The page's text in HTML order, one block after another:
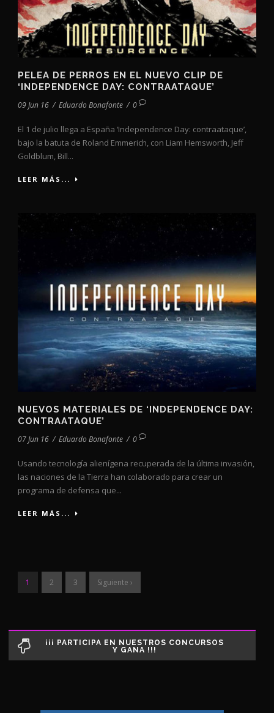
PELEA DE PERROS EN EL NUEVO CLIP DE
‘INDEPENDENCE DAY: CONTRAATAQUE’
09 Jun 16 / Eduardo Bonafonte / 0
El 1 de julio llega a España ‘Independence Day: contraataque’,
bajo la batuta de Roland Emmerich, con Liam Hemsworth, Jeff
Goldblum, Bill...
LEER MÁS...
NUEVOS MATERIALES DE ‘INDEPENDENCE DAY:
CONTRAATAQUE’
07 Jun 16 / Eduardo Bonafonte / 0
Usando tecnología alienígena recuperada de la última invasión,
las naciones de la Tierra han colaborado para crear un
programa de defensa que...
LEER MÁS...
1 2 3 Siguiente ›
¡¡¡ PARTICIPA EN NUESTROS CONCURSOS
Y GANA !!!